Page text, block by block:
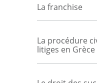
La franchise
La procédure
litiges en Grèce